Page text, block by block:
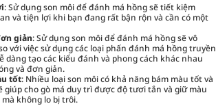
: Sử dụng son môi để đánh má hồng sẽ tiết kiệm
và tiện lợi khi bạn đang rất bận rộn và cần có một
giản: Sử dụng son môi để đánh má hồng sẽ vô
với việc sử dụng các loại phấn đánh má hồng truyền
dàng tạo các kiểu đánh và phong cách khác nhau
và đơn giản.
tốt: Nhiều loại son môi có khả năng bám màu tốt và
giúp cho gò má duy trì được độ tươi tắn và giữ màu
không lo bị trôi.